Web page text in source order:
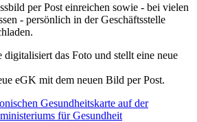
per Post einreichen sowie - bei vielen
- persönlich in der Geschäftsstelle
digitalisiert das Foto und stellt eine neue
eGK mit dem neuen Bild per Post.
Gesundheitskarte auf der
für Gesundheit